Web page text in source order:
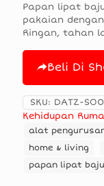
Papan lipat
pakaian
Ringan, tahan
Beli Di
SKU: DATZ-
Kehidupan
alat
home & living
papan lipat baju